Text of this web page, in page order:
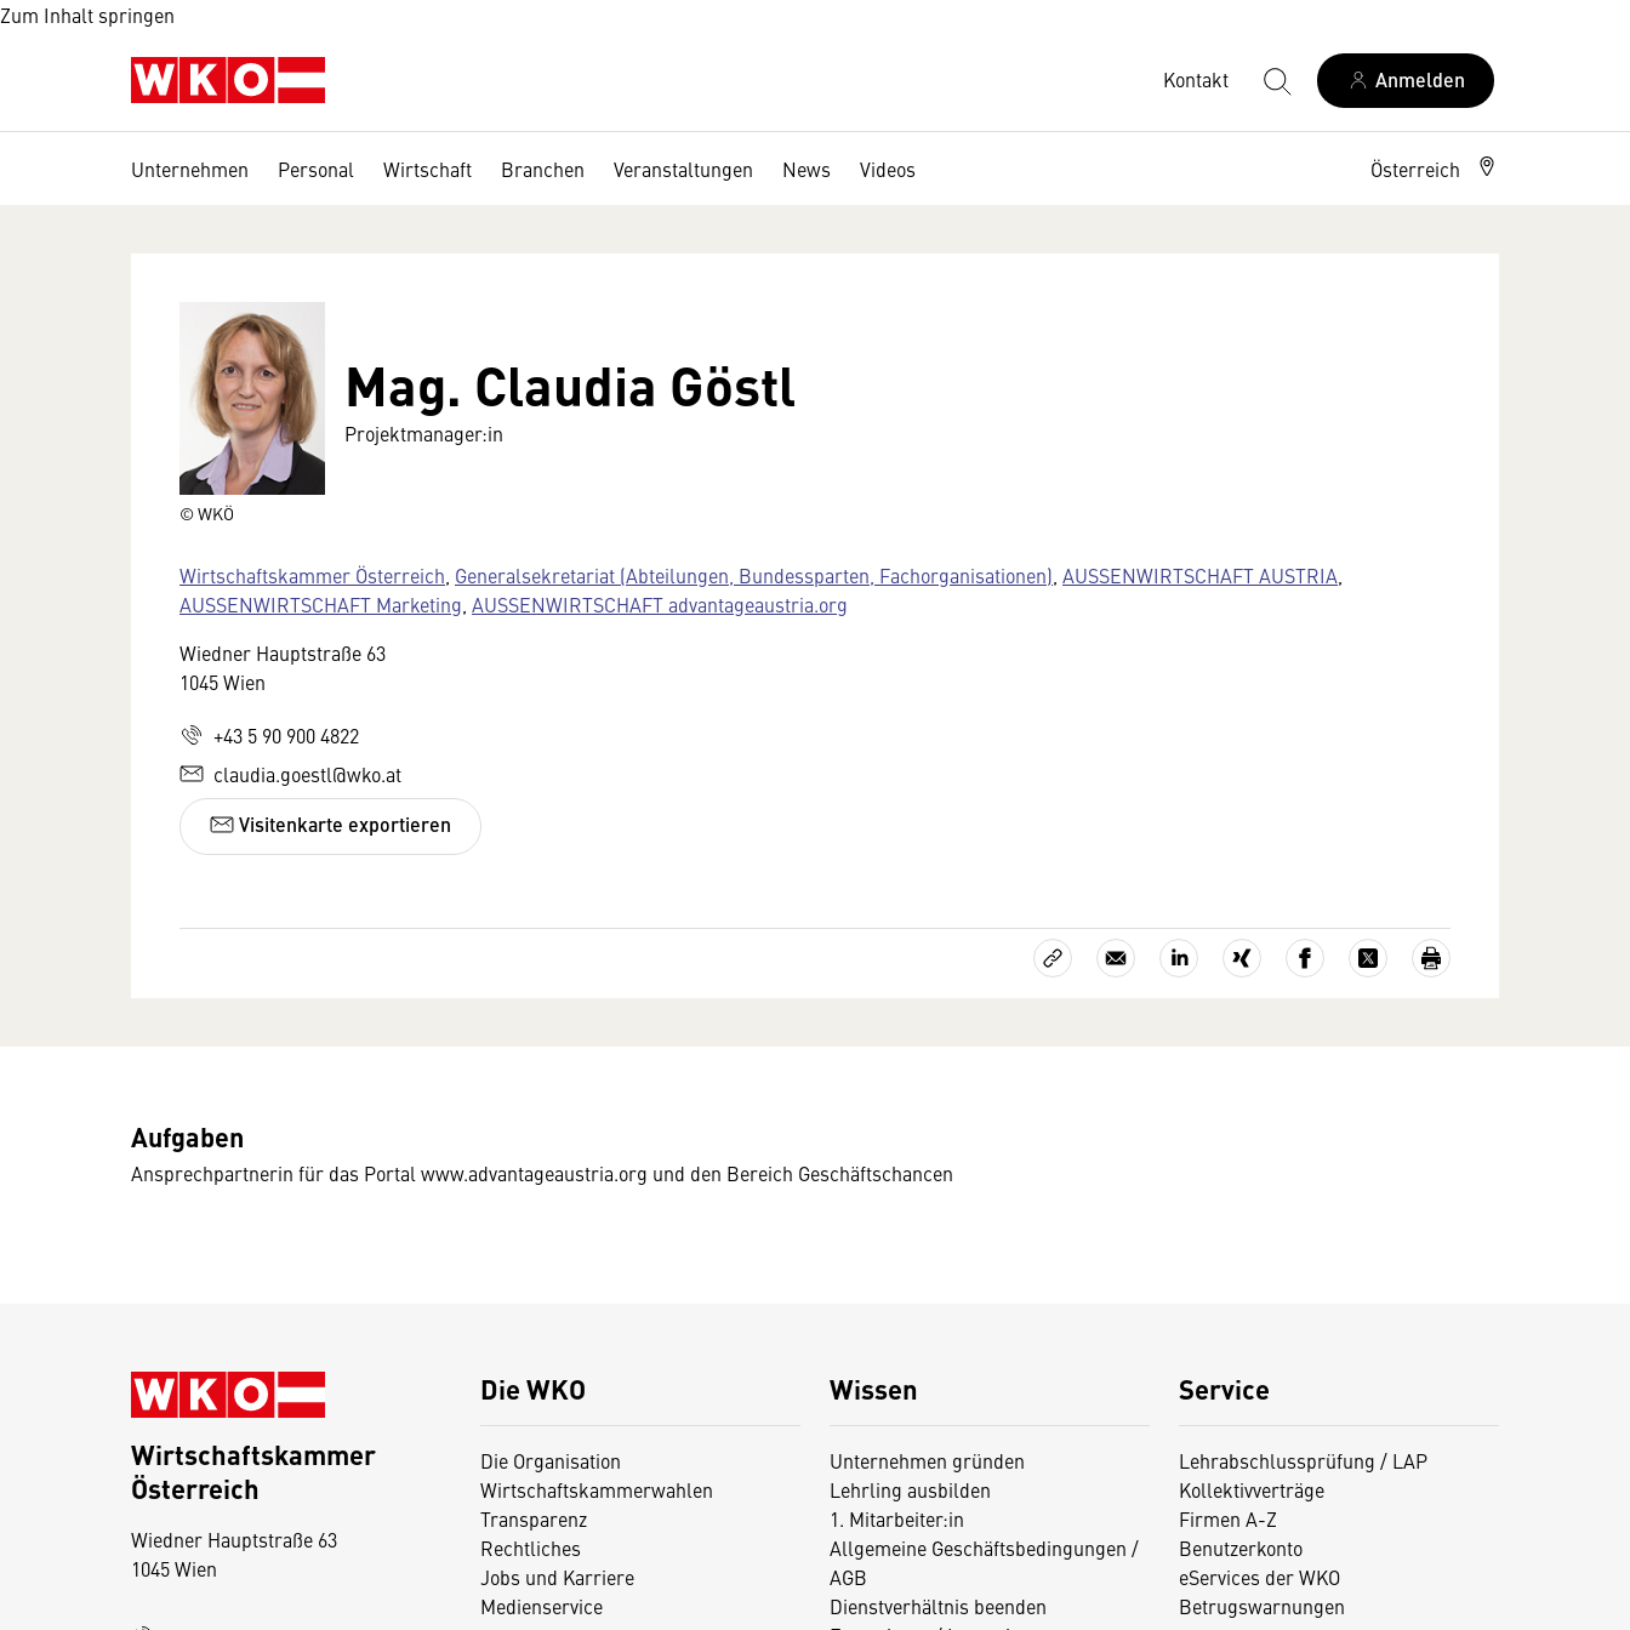
Zum Inhalt springen
Kontakt Anmelden
Unternehmen Personal Wirtschaft Branchen Veranstaltungen News Videos Österreich
© WKÖ
Mag. Claudia Göstl
Projektmanager:in
Wirtschaftskammer Österreich Generalsekretariat (Abteilungen, Bundessparten, Fachorganisationen) AUSSENWIRTSCHAFT AUSTRIA
AUSSENWIRTSCHAFT Marketing AUSSENWIRTSCHAFT advantageaustria.org
Wiedner Hauptstraße 63
1045 Wien
+43 5 90 900 4822
claudia.goestl@wko.at
Visitenkarte exportieren
Aufgaben
Ansprechpartnerin für das Portal www.advantageaustria.org und den Bereich Geschäftschancen
Die WKO
Die Organisation
Wirtschaftskammerwahlen
Transparenz
Rechtliches
Jobs und Karriere
Medienservice
Wissen
Unternehmen gründen
Lehrling ausbilden
1. Mitarbeiter:in
Allgemeine Geschäftsbedingungen /
AGB
Dienstverhältnis beenden
Service
Lehrabschlussprüfung / LAP
Kollektivverträge
Firmen A-Z
Benutzerkonto
eServices der WKO
Betrugswarnungen
Wirtschaftskammer
Österreich
Wiedner Hauptstraße 63
1045 Wien